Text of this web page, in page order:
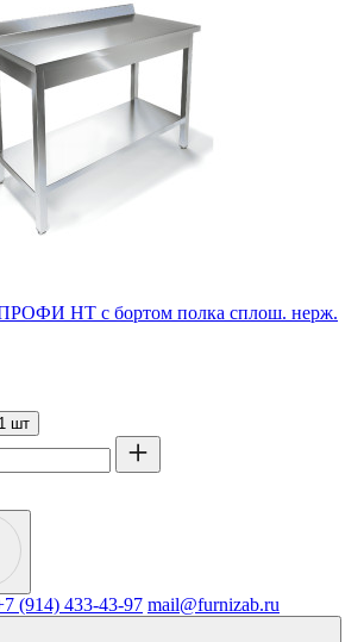
НТ с бортом полка сплош. нерж.
1 шт
(914) 433-43-97 mail@furnizab.ru